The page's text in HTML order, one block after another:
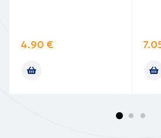
4.90 €